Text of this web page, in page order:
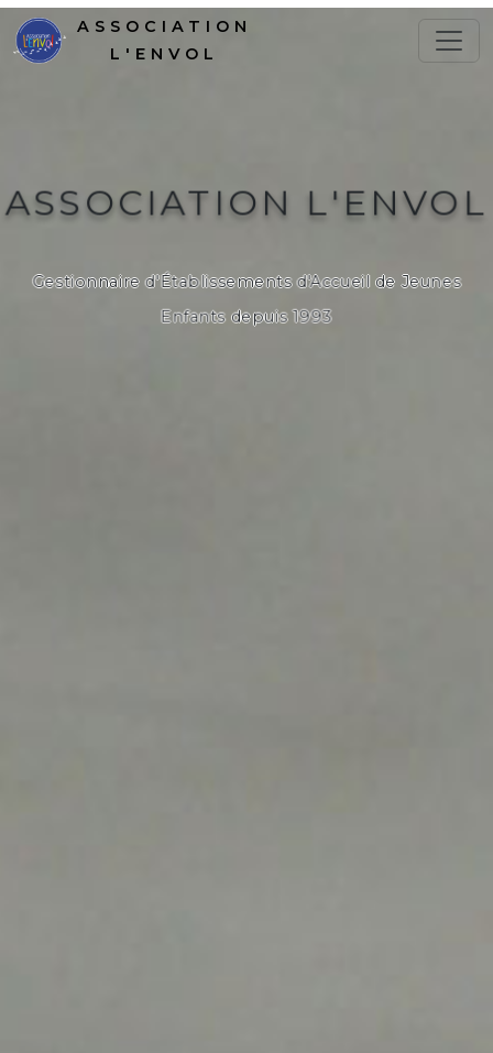
ASSOCIATION
L'ENVOL
ASSOCIATION L'ENVOL
Gestionnaire d'Établissements d'Accueil de Jeunes
Enfants depuis 1993